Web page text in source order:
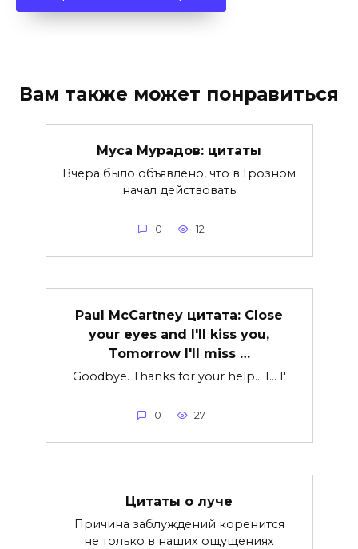
Вам также может понравиться
Муса Мурадов: цитаты
Вчера было объявлено, что в Грозном
начал действовать
0 12
Paul McCartney цитата: Close
your eyes and I'll kiss you,
Tomorrow I'll miss …
Goodbye. Thanks for your help… I… I'
0 27
Цитаты о луче
Причина заблуждений коренится
не только в наших ощущениях